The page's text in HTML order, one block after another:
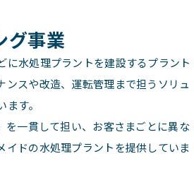
グ事業
に水処理プラントを建設するプラント
ンスや改造、運転管理まで担うソリュ
す。
を一貫して担い、お客さまごとに異な
イドの水処理プラントを提供していま